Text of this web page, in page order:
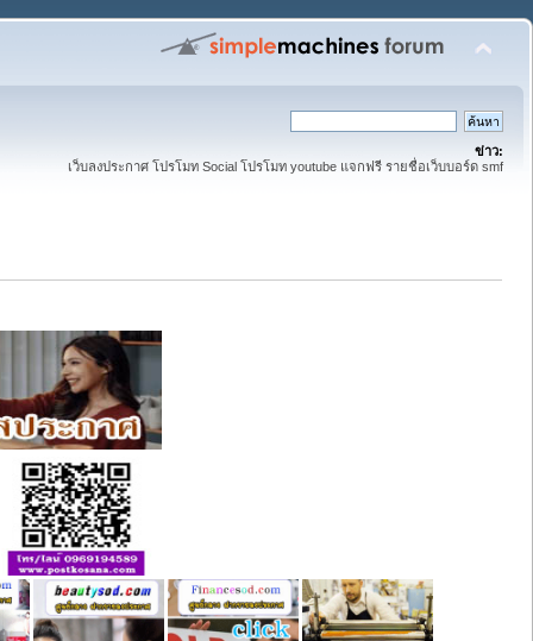
ข่าว:
เว็บลงประกาศ โปรโมท Social โปรโมท youtube แจกฟรี รายชื่อเว็บบอร์ด smf